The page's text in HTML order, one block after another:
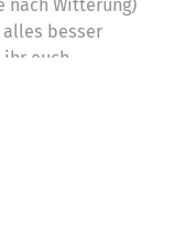
nach Witterung)
alles besser
ihr euch
dazumal.de/)